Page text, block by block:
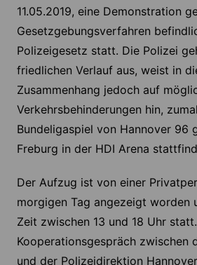
11.05.2019, eine Demonstration
Gesetzgebungsverfahren
Polizeigesetz statt. Die Polizei
friedlichen Verlauf aus, weist in
Zusammenhang jedoch auf
Verkehrsbehinderungen hin,
Bundeligaspiel von Hannover 96
Freburg in der HDI Arena
Der Aufzug ist von einer
morgigen Tag angezeigt worden
Zeit zwischen 13 und 18 Uhr
Kooperationsgespräch zwischen
und der Polizeidirektion